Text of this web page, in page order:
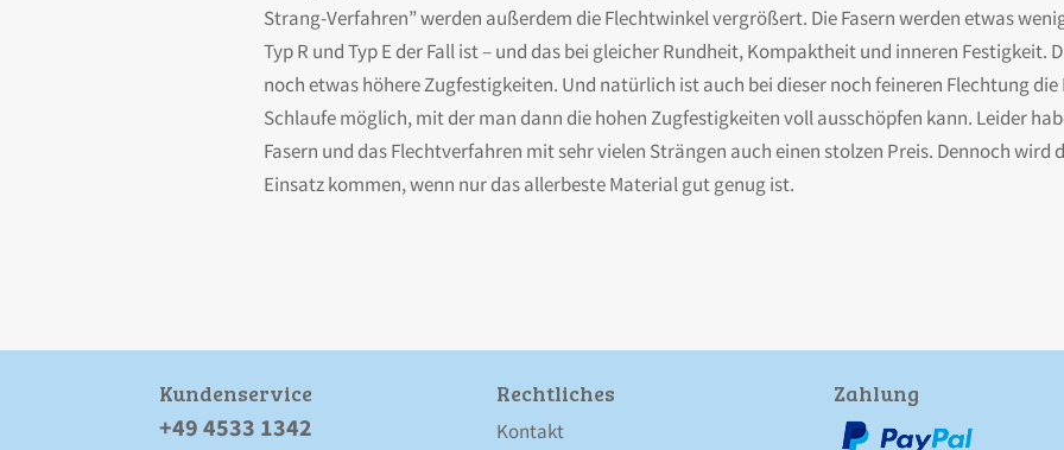
Strang-Verfahren” werden außerdem die Flechtwinkel vergrößert. Die Fasern werden etwas
Typ R und Typ E der Fall ist – und das bei gleicher Rundheit, Kompaktheit und inneren Festigkeit.
noch etwas höhere Zugfestigkeiten. Und natürlich ist auch bei dieser noch feineren Flechtung
Schlaufe möglich, mit der man dann die hohen Zugfestigkeiten voll ausschöpfen kann. Leider
Fasern und das Flechtverfahren mit sehr vielen Strängen auch einen stolzen Preis. Dennoch wird
Einsatz kommen, wenn nur das allerbeste Material gut genug ist.
Kunden­service
+49 4533 1342
Rechtliches
Kontakt
Zahlung